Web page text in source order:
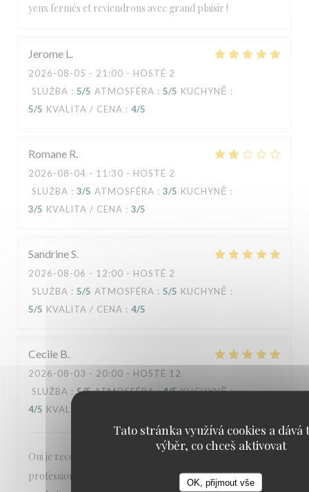
Tato stránka využívá cookies a dává
výběr, co chceš aktivovat
OK, přijmout vše
yeux fermés et reviendrons avec grand plaisir !
Jerome L
2026-08-05 - 21:00 - HOSTÉ 2
SLUŽBA : 5/5 ATMOSFÉRA : 5/5 KUCHYNĚ :
5/5 KVALITA / CENA : 4/5
Romane R
2026-08-04 - 11:30 - HOSTÉ 2
SLUŽBA : 3/5 ATMOSFÉRA : 3/5 KUCHYNĚ :
3/5 KVALITA / CENA : 3/5
SandrineS
2026-08-06 - 12:00 - HOSTÉ 2
SLUŽBA : 5/5 ATMOSFÉRA : 5/5 KUCHYNĚ :
5/5 KVALITA / CENA : 4/5
Cecile B
2026-08-03 - 20:00 - HOSTÉ 12
SLUŽBA : 5/5 ATMOSFÉRA: 4/5 KUCHYNĚ:
4/5 KVALITA / CENA
Oui je recommande votre établissement,
professionnalisme, cadre agréable, la carte est agréable